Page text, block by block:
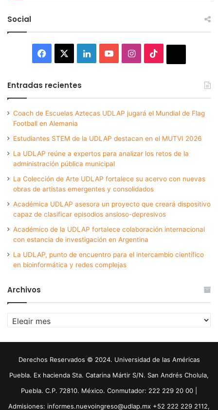
Social
Facebook LinkedInYouTubeInstagram
Entradas recientes
Coach de Escuelas Aztecas UDLAP jugará el Mundial de Flag
Football en Alemania
Estudiantes STEM de la UDLAP destacan en el MUTVI 2026
La UDLAP reúne a expertos para analizar los retos de la
administración pública municipal
La Colección de Arte UDLAP fortalece su acervo con nuevas
obras de artistas emergentes y consolidados
Académica UDLAP asesora un proyecto que creará dispositivo
capaz de clasificar episodios ansioso-depresivos
Académico de la UDLAP fortalece colaboración internacional
con estancia de investigación en Argentina
La UDLAP, punto de encuentro para el intercambio científico
en bioinformática y redes complejas
Archivos
Archivos
Derechos Reservados © 2024. Universidad de las Américas
Puebla. Ex hacienda Sta. Catarina Mártir S/N. San Andrés Cholula,
Puebla. C.P. 72810. México. Conmutador: 222 229 20 00 |
Admisiones: informes.nuevoingreso@udlap.mx +52 222 229 2112,